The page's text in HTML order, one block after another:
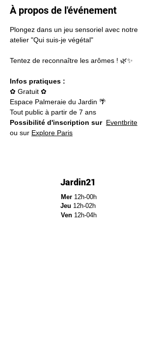
À propos de l'événement
Plongez dans un jeu sensoriel avec notre
atelier "Qui suis-je végétal"
Tentez de reconnaître les arômes ! 🌿✨
Infos pratiques :
✿ Gratuit ✿
Espace Palmeraie du Jardin 🌴
Tout public à partir de 7 ans
Possibilité d'inscription sur Eventbrite
ou sur Explore Paris
Jardin21
Mer12h-00h
Jeu 12h-02h
Ven 12h-04h